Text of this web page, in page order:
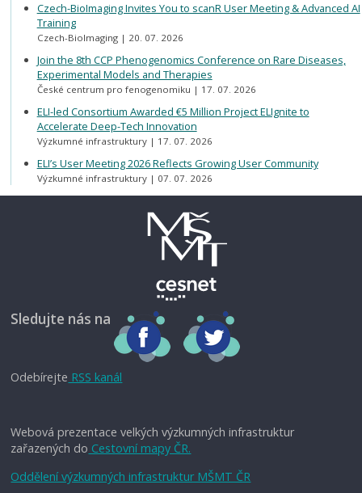
Czech-BioImaging Invites You to scanR User Meeting & Advanced AI
Training
Czech-BioImaging 20. 07. 2026
Join the 8th CCP Phenogenomics Conference on Rare Diseases,
Experimental Models and Therapies
České centrum pro fenogenomiku 17. 07. 2026
ELI-led Consortium Awarded €5 Million Project ELIgnite to
Accelerate Deep-Tech Innovation
Výzkumné infrastruktury 17. 07. 2026
ELI’s User Meeting 2026 Reflects Growing User Community
Výzkumné infrastruktury 07. 07. 2026
Sledujte nás na
Odebírejte RSS kanál
Webová prezentace velkých výzkumných infrastruktur
zařazených do Cestovní mapy ČR.
Oddělení výzkumných infrastruktur MŠMT ČR